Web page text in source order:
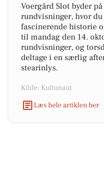
Voergård Slot byder
rundvisninger, hvor
fascinerende historie
til mandag den 14.
rundvisninger, og
deltage i en særlig
stearinlys.
Kilde: Kultunaut
Læs hele artiklen her